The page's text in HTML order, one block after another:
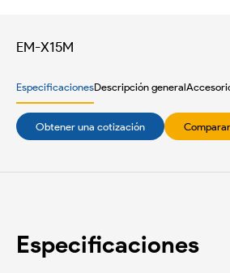
EM-X15M
EspecificacionesDescripción general
Obtener una cotización Comparar
Especificaciones